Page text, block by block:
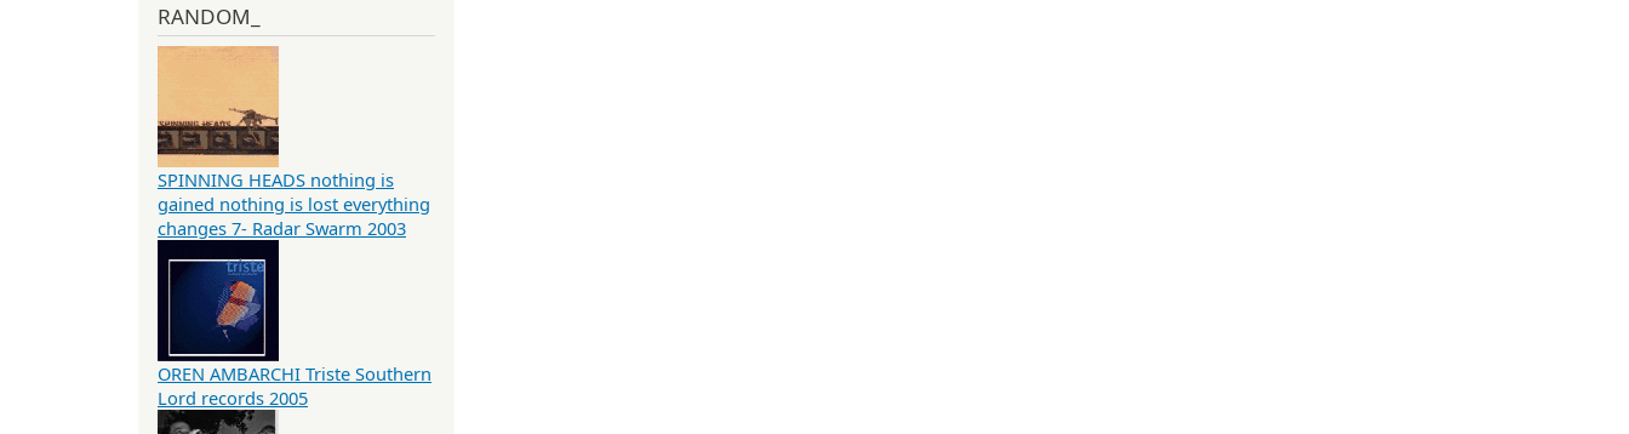
RANDOM_
SPINNING HEADS nothing is
gained nothing is lost everything
changes 7- Radar Swarm 2003
OREN AMBARCHI Triste Southern
Lord records 2005